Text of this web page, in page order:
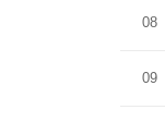
08
09